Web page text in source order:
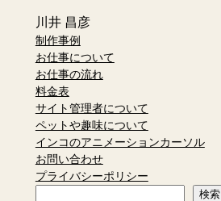
川井 昌彦
制作事例
お仕事について
お仕事の流れ
料金表
サイト管理者について
ペットや趣味について
インコのアニメーションカーソル
お問い合わせ
プライバシーポリシー
検索